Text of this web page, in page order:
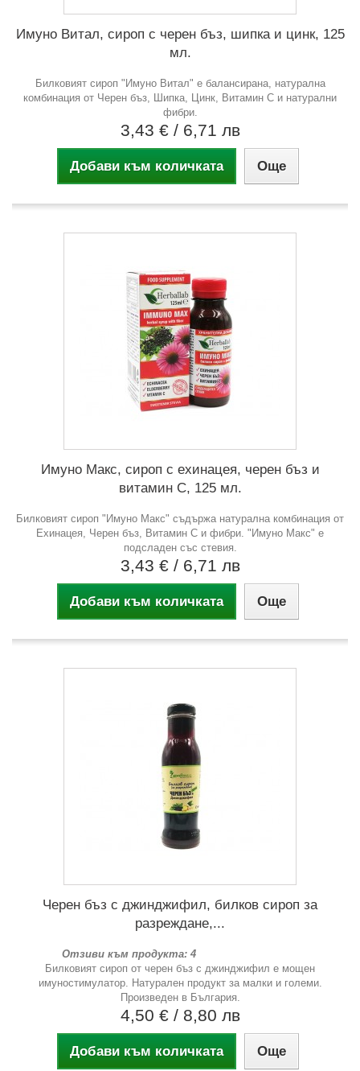
Имуно Витал, сироп с черен бъз, шипка и цинк, 125
мл.
Билковият сироп "Имуно Витал" е балансирана, натурална
комбинация от Черен бъз, Шипка, Цинк, Витамин С и натурални
фибри.
3,43 € / 6,71 лв
Добави към количката Още
Имуно Макс, сироп с ехинацея, черен бъз и
витамин С, 125 мл.
Билковият сироп "Имуно Макс" съдържа натурална комбинация от
Ехинацея, Черен бъз, Витамин С и фибри. "Имуно Макс" е
подсладен със стевия.
3,43 € / 6,71 лв
Добави към количката Още
Черен бъз с джинджифил, билков сироп за
разреждане,...
Отзиви към продукта: 4
Билковият сироп от черен бъз с джинджифил е мощен
имуностимулатор. Натурален продукт за малки и големи.
Произведен в България.
4,50 € / 8,80 лв
Добави към количката Още